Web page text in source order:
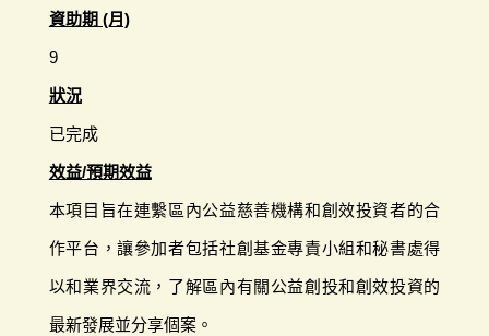
資助期 (月)
9
狀況
已完成
效益/預期效益
本項目旨在連繫區內公益慈善機構和創效投資者的合
作平台，讓參加者包括社創基金專責小組和秘書處得
以和業界交流，了解區內有關公益創投和創效投資的
最新發展並分享個案。